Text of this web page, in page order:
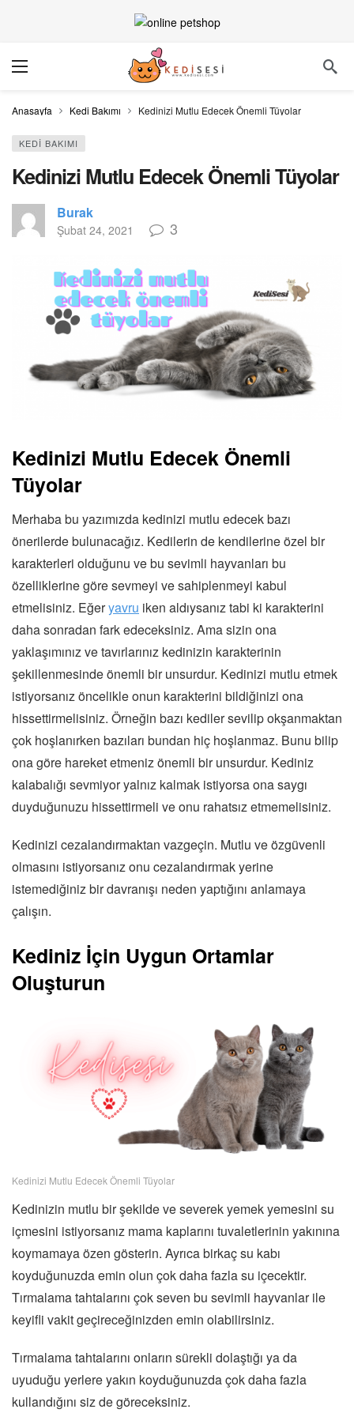
Anasayfa Kedi Bakımı Kedinizi Mutlu Edecek Önemli Tüyolar
KEDI BAKIMI
Kedinizi Mutlu Edecek Önemli Tüyolar
Burak
Şubat 24, 2021 3
Kedinizi Mutlu Edecek Önemli
Tüyolar
Merhaba bu yazımızda kedinizi mutlu edecek bazı
önerilerde bulunacağız. Kedilerin de kendilerine özel bir
karakterleri olduğunu ve bu sevimli hayvanları bu
özelliklerine göre sevmeyi ve sahiplenmeyi kabul
etmelisiniz. Eğeryavru iken aldıysanız tabi ki karakterini
daha sonradan fark edeceksiniz. Ama sizin ona
yaklaşımınız ve tavırlarınız kedinizin karakterinin
şekillenmesinde önemli bir unsurdur. Kedinizi mutlu etmek
istiyorsanız öncelikle onun karakterini bildiğinizi ona
hissettirmelisiniz. Örneğin bazı kediler sevilip okşanmaktan
çok hoşlanırken bazıları bundan hiç hoşlanmaz. Bunu bilip
ona göre hareket etmeniz önemli bir unsurdur. Kediniz
kalabalığı sevmiyor yalnız kalmak istiyorsa ona saygı
duyduğunuzu hissettirmeli ve onu rahatsız etmemelisiniz.
Kedinizi cezalandırmaktan vazgeçin. Mutlu ve özgüvenli
olmasını istiyorsanız onu cezalandırmak yerine
istemediğiniz bir davranışı neden yaptığını anlamaya
çalışın.
Kediniz İçin Uygun Ortamlar
Oluşturun
Kedinizi Mutlu Edecek Önemli Tüyolar
Kedinizin mutlu bir şekilde ve severek yemek yemesini su
içmesini istiyorsanız mama kaplarını tuvaletlerinin yakınına
koymamaya özen gösterin. Ayrıca birkaç su kabı
koyduğunuzda emin olun çok daha fazla su içecektir.
Tırmalama tahtalarını çok seven bu sevimli hayvanlar ile
keyifli vakit geçireceğinizden emin olabilirsiniz.
Tırmalama tahtalarını onların sürekli dolaştığı ya da
uyuduğu yerlere yakın koyduğunuzda çok daha fazla
kullandığını siz de göreceksiniz.